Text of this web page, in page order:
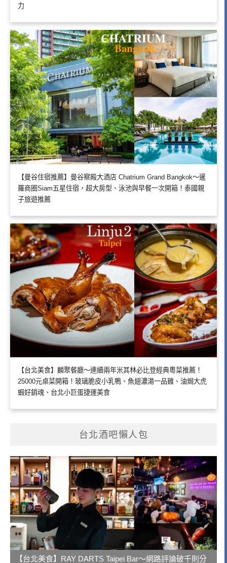
力
【曼谷住宿推薦】曼谷察殿大酒店 Chatrium Grand Bangkok～暹
羅商圈Siam五星住宿，超大房型、泳池與早餐一次開箱！泰國親
子旅遊推薦
【台北美食】麟聚餐廳～連續兩年米其林必比登經典粵菜推薦！
25000元桌菜開箱！玻璃脆皮小乳鴨、魚翅濃湯一品雞、油焗大虎
蝦好銷魂、台北小巨蛋捷運美食
台北酒吧懶人包
【台北美食】RAY DARTS Taipei Bar～網路評論破千則分